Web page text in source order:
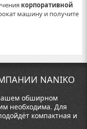
корпоративной
машину и получите
NANIKO
обширном
необходима. Для
компактная и